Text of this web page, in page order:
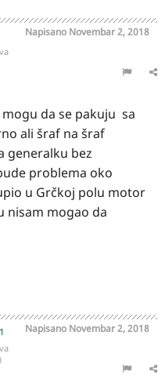
Napisano Novembar 2, 2018
da se pakuju sa
ali šraf na šraf
generalku bez
problema oko
u Grčkoj polu motor
nisam mogao da
Napisano Novembar 2, 2018